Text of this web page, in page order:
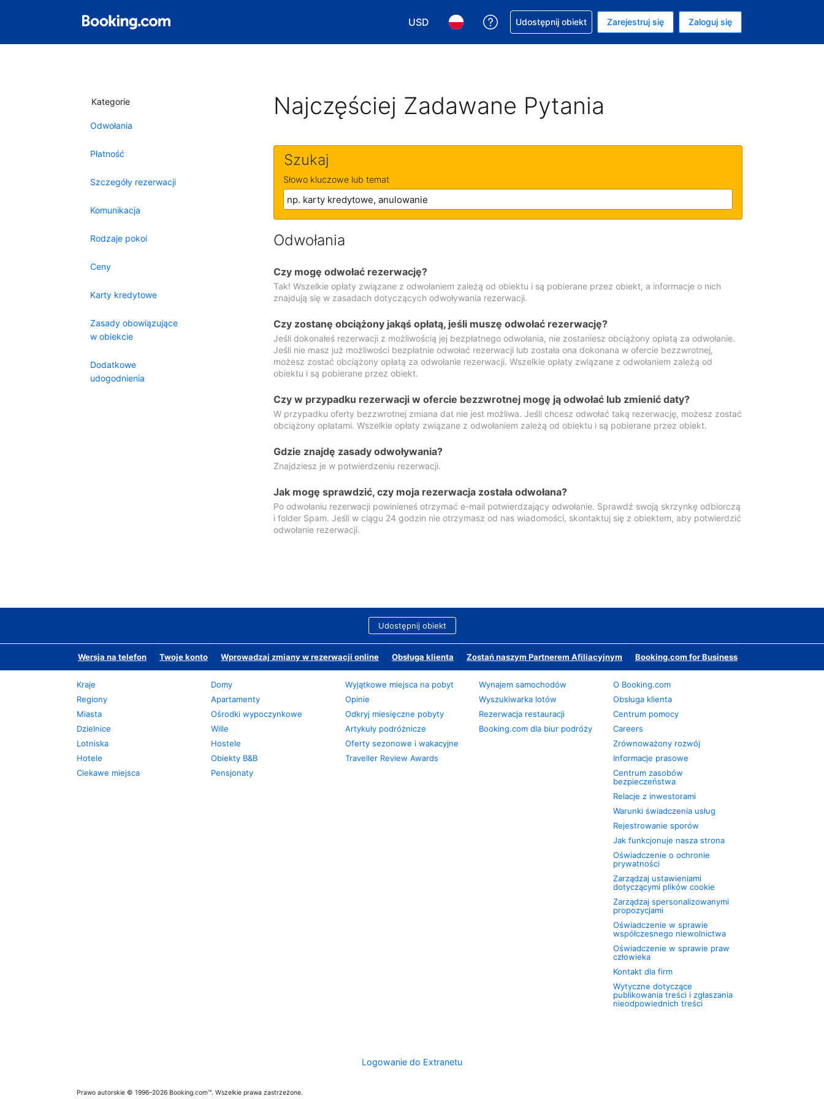
USD
Wybierz walutę. Wybrana waluta to Dolar amerykański
Wybierz język. Wybrany język to Polski
Uzyskaj pomoc w sprawie rezerwacji
Udostępnij obiekt Zarejestruj się Zaloguj się
Kategorie
Odwołania
Płatność
Szczegóły rezerwacji
Komunikacja
Rodzaje pokoi
Ceny
Karty kredytowe
Zasady obowiązujące
w obiekcie
Dodatkowe
udogodnienia
Najczęściej Zadawane Pytania
Szukaj
Słowo kluczowe lub temat
Odwołania
Czy mogę odwołać rezerwację?
Tak! Wszelkie opłaty związane z odwołaniem zależą od obiektu i są pobierane przez obiekt, a informacje o nich
znajdują się w zasadach dotyczących odwoływania rezerwacji.
Czy zostanę obciążony jakąś opłatą, jeśli muszę odwołać rezerwację?
Jeśli dokonałeś rezerwacji z możliwością jej bezpłatnego odwołania, nie zostaniesz obciążony opłatą za odwołanie.
Jeśli nie masz już możliwości bezpłatnie odwołać rezerwacji lub została ona dokonana w ofercie bezzwrotnej,
możesz zostać obciążony opłatą za odwołanie rezerwacji. Wszelkie opłaty związane z odwołaniem zależą od
obiektu i są pobierane przez obiekt.
Czy w przypadku rezerwacji w ofercie bezzwrotnej mogę ją odwołać lub zmienić daty?
W przypadku oferty bezzwrotnej zmiana dat nie jest możliwa. Jeśli chcesz odwołać taką rezerwację, możesz zostać
obciążony opłatami. Wszelkie opłaty związane z odwołaniem zależą od obiektu i są pobierane przez obiekt.
Gdzie znajdę zasady odwoływania?
Znajdziesz je w potwierdzeniu rezerwacji.
Jak mogę sprawdzić, czy moja rezerwacja została odwołana?
Po odwołaniu rezerwacji powinieneś otrzymać e-mail potwierdzający odwołanie. Sprawdź swoją skrzynkę odbiorczą
i folder Spam. Jeśli w ciągu 24 godzin nie otrzymasz od nas wiadomości, skontaktuj się z obiektem, aby potwierdzić
odwołanie rezerwacji.
Udostępnij obiekt
Wersja na telefon Twoje konto Wprowadzaj zmiany w rezerwacji online Obsługa klienta Zostań naszym Partnerem Afiliacyjnym Booking.com for Business
Kraje
Regiony
Miasta
Dzielnice
Lotniska
Hotele
Ciekawe miejsca
Domy
Apartamenty
Ośrodki wypoczynkowe
Wille
Hostele
Obiekty B&B
Pensjonaty
Wyjątkowe miejsca na pobyt
Opinie
Odkryj miesięczne pobyty
Artykuły podróżnicze
Oferty sezonowe i wakacyjne
Traveller Review Awards
Wynajem samochodów
Wyszukiwarka lotów
Rezerwacja restauracji
Booking.com dla biur podróży
O Booking.com
Obsługa klienta
Centrum pomocy
Careers
Zrównoważony rozwój
Informacje prasowe
Centrum zasobów
bezpieczeństwa
Relacje z inwestorami
Warunki świadczenia usług
Rejestrowanie sporów
Jak funkcjonuje nasza strona
Oświadczenie o ochronie
prywatności
Zarządzaj ustawieniami
dotyczącymi plików cookie
Zarządzaj spersonalizowanymi
propozycjami
Oświadczenie w sprawie
współczesnego niewolnictwa
Oświadczenie w sprawie praw
człowieka
Kontakt dla firm
Wytyczne dotyczące
publikowania treści i zgłaszania
nieodpowiednich treści
Logowanie do Extranetu
Prawo autorskie © 1996–2026 Booking.com™. Wszelkie prawa zastrzeżone.